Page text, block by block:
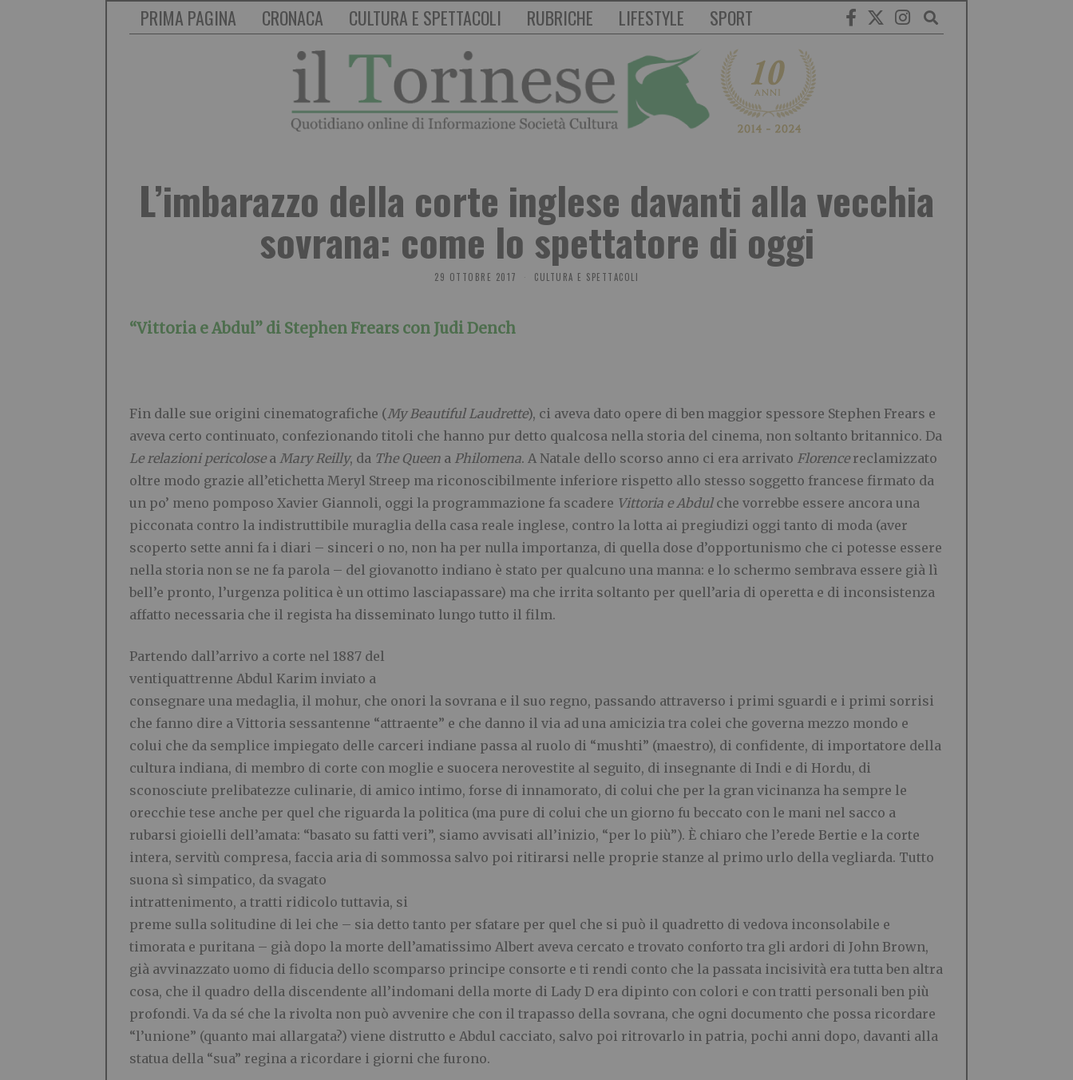
PRIMA PAGINA CRONACA CULTURA E SPETTACOLI RUBRICHE LIFESTYLE SPORT
L’imbarazzo della corte inglese davanti alla vecchia
sovrana: come lo spettatore di oggi
29 OTTOBRE 2017 CULTURA E SPETTACOLI
“Vittoria e Abdul” di Stephen Frears con Judi Dench
Fin dalle sue origini cinematografiche (My Beautiful Laudrette), ci aveva dato opere di ben maggior spessore Stephen Frears e
aveva certo continuato, confezionando titoli che hanno pur detto qualcosa nella storia del cinema, non soltanto britannico. Da
Le relazioni pericolosea Mary Reilly, da The Queen a Philomena. A Natale dello scorso anno ci era arrivato Florencereclamizzato
oltre modo grazie all’etichetta Meryl Streep ma riconoscibilmente inferiore rispetto allo stesso soggetto francese firmato da
un po’ meno pomposo Xavier Giannoli, oggi la programmazione fa scadere Vittoria e Abdulche vorrebbe essere ancora una
picconata contro la indistruttibile muraglia della casa reale inglese, contro la lotta ai pregiudizi oggi tanto di moda (aver
scoperto sette anni fa i diari – sinceri o no, non ha per nulla importanza, di quella dose d’opportunismo che ci potesse essere
nella storia non se ne fa parola – del giovanotto indiano è stato per qualcuno una manna: e lo schermo sembrava essere già lì
bell’e pronto, l’urgenza politica è un ottimo lasciapassare) ma che irrita soltanto per quell’aria di operetta e di inconsistenza
affatto necessaria che il regista ha disseminato lungo tutto il film.
Partendo dall’arrivo a corte nel 1887 del
ventiquattrenne Abdul Karim inviato a
consegnare una medaglia, il mohur, che onori la sovrana e il suo regno, passando attraverso i primi sguardi e i primi sorrisi
che fanno dire a Vittoria sessantenne “attraente” e che danno il via ad una amicizia tra colei che governa mezzo mondo e
colui che da semplice impiegato delle carceri indiane passa al ruolo di “mushti” (maestro), di confidente, di importatore della
cultura indiana, di membro di corte con moglie e suocera nerovestite al seguito, di insegnante di Indi e di Hordu, di
sconosciute prelibatezze culinarie, di amico intimo, forse di innamorato, di colui che per la gran vicinanza ha sempre le
orecchie tese anche per quel che riguarda la politica (ma pure di colui che un giorno fu beccato con le mani nel sacco a
rubarsi gioielli dell’amata: “basato su fatti veri”, siamo avvisati all’inizio, “per lo più”). È chiaro che l’erede Bertie e la corte
intera, servitù compresa, faccia aria di sommossa salvo poi ritirarsi nelle proprie stanze al primo urlo della vegliarda. Tutto
suona sì simpatico, da svagato
intrattenimento, a tratti ridicolo tuttavia, si
preme sulla solitudine di lei che – sia detto tanto per sfatare per quel che si può il quadretto di vedova inconsolabile e
timorata e puritana – già dopo la morte dell’amatissimo Albert aveva cercato e trovato conforto tra gli ardori di John Brown,
già avvinazzato uomo di fiducia dello scomparso principe consorte e ti rendi conto che la passata incisività era tutta ben altra
cosa, che il quadro della discendente all’indomani della morte di Lady D era dipinto con colori e con tratti personali ben più
profondi. Va da sé che la rivolta non può avvenire che con il trapasso della sovrana, che ogni documento che possa ricordare
“l’unione” (quanto mai allargata?) viene distrutto e Abdul cacciato, salvo poi ritrovarlo in patria, pochi anni dopo, davanti alla
statua della “sua” regina a ricordare i giorni che furono.